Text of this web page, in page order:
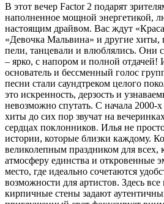
В этот вечер Factor 2 подарят
наполненное мощной энергетикой,
настоящим драйвом. Вас ждут
«Девочка Мальвина» и другие хиты,
пели, танцевали и влюблялись. Они
– ярко, с напором и полной отдачей!
основатель и бессменный голос
песни стали саундтреком целого
это искренность, дерзость и
невозможно спутать. С начала 2000-
хиты до сих пор звучат на
сердцах поклонников. Илья не
истории, которые близки каждому.
великолепным праздником для
атмосферу единства и откровенные
место, где идеально сочетаются
возможности для артистов. Здесь
кирпичные стены задают